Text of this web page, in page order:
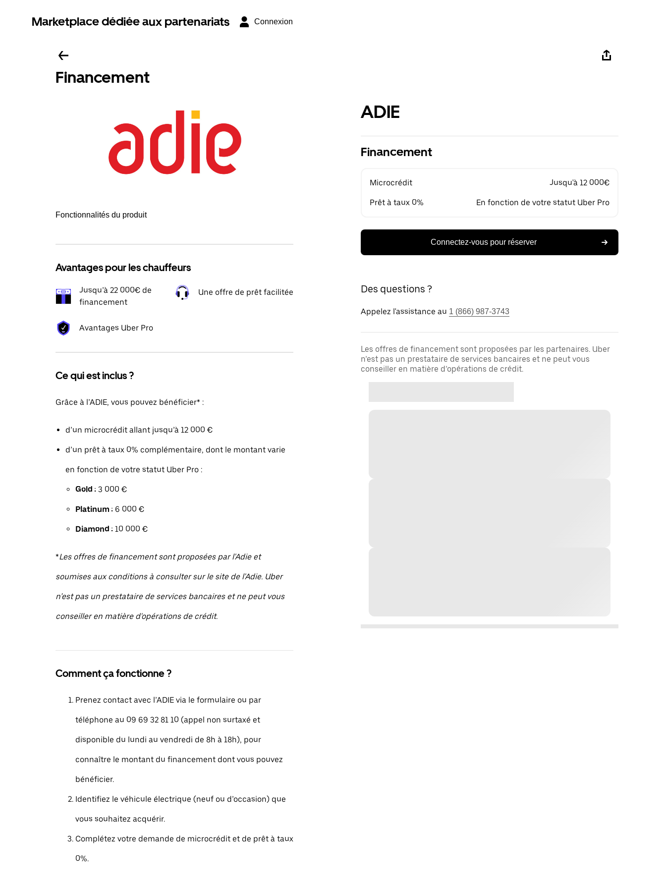
Marketplace dédiée aux partenariats Connexion
Financement
Fonctionnalités du produit
Avantages pour les chauffeurs
Jusqu’à 22 000€ de
financement
Une offre de prêt facilitée
Avantages Uber Pro
Ce qui est inclus ?
Grâce à l’ADIE, vous pouvez bénéficier* :
d’un microcrédit allant jusqu’à 12 000 €
d’un prêt à taux 0% complémentaire, dont le montant varie
en fonction de votre statut Uber Pro :
Gold : 3 000 €
Platinum : 6 000 €
Diamond : 10 000 €
*Les offres de financement sont proposées par l'Adie et
soumises aux conditions à consulter sur le site de l'Adie. Uber
n’est pas un prestataire de services bancaires et ne peut vous
conseiller en matière d'opérations de crédit.
Comment ça fonctionne ?
Prenez contact avec l’ADIE via le formulaire ou par
téléphone au 09 69 32 81 10 (appel non surtaxé et
disponible du lundi au vendredi de 8h à 18h), pour
connaître le montant du financement dont vous pouvez
bénéficier.
Identifiez le véhicule électrique (neuf ou d’occasion) que
vous souhaitez acquérir.
Complétez votre demande de microcrédit et de prêt à taux
0%.
ADIE
Financement
Microcrédit Jusqu'à 12 000€
Prêt à taux 0% En fonction de votre statut Uber Pro
Connectez-vous pour réserver
Des questions ?
Appelez l'assistance au 1 (866) 987-3743
Les offres de financement sont proposées par les partenaires. Uber
n’est pas un prestataire de services bancaires et ne peut vous
conseiller en matière d’opérations de crédit.